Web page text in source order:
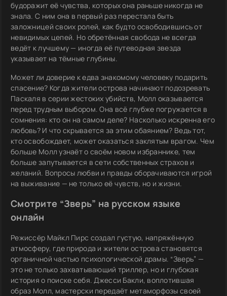
будоражит её чувства, которых она раньше никогда не
знала. С ним она в первый раз перестала быть
заложницей своих ролей, как будто освободившись от
невидимых цепей. Но обретённая свобода не всегда
ведёт к лучшему — иногда её путеводная звезда
указывает на тёмные глубины.
Может ли доверие к едва знакомому человеку подарить
спасение? Когда жители острова начинают подозревать
Паскаля в серии жестоких убийств, Молл оказывается
перед трудным выбором. Она всё глубже погружается в
сомнения: кто он на самом деле? Насколько искренна его
любовь? И что скрывается за этим обаянием? Ведь тот,
кто освобождает, может оказаться заклятым врагом. Чем
больше Молл узнаёт о своём новом избраннике, тем
больше запутывается в сети собственных страхов и
желаний. Вопросы любви и правды оборачиваются игрой
на выживание — не только её чувств, но и жизни.
Смотрите “Зверь” на русском языке
онлайн
Режиссёр Майкл Пирс создал густую, напряжённую
атмосферу, где природа и жители острова становятся
органичной частью психологической драмы. “Зверь” —
это не только захватывающий триллер, но и глубокая
история о поиске себя. Джесси Бакли, воплотившая
образ Молл, мастерски передаёт метаморфозы своей